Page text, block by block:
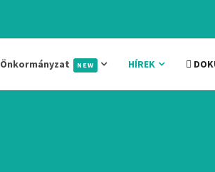
Önkormányzat NEW HÍREK